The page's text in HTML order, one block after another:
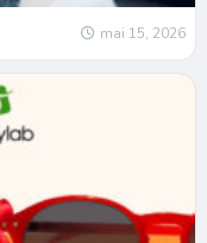
mai 15, 2026